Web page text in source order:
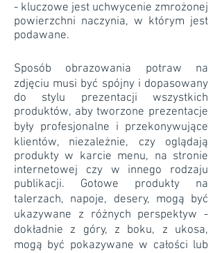
- kluczowe jest uchwycenie zmrożonej
powierzchni naczynia, w którym jest
podawane.
Sposób obrazowania potraw na
zdjęciu musi być spójny i dopasowany
do stylu prezentacji wszystkich
produktów, aby tworzone prezentacje
były profesjonalne i przekonywujące
klientów, niezależnie, czy oglądają
produkty w karcie menu, na stronie
internetowej czy w innego rodzaju
publikacji. Gotowe produkty na
talerzach, napoje, desery, mogą być
ukazywane z różnych perspektyw -
dokładnie z góry, z boku, z ukosa,
mogą być pokazywane w całości lub